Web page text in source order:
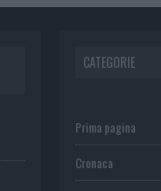
CATEGORIE
Prima pagina
Cronaca